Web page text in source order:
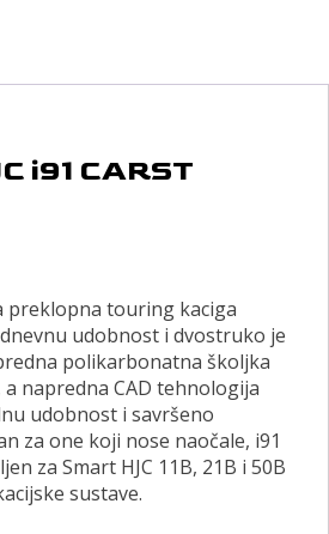
i91 CARST
preklopna touring kaciga
udobnost i dvostruko je
polikarbonatna školjka
napredna CAD tehnologija
udobnost i savršeno
za one koji nose naočale, i91
za Smart HJC 11B, 21B i 50B
sustave.